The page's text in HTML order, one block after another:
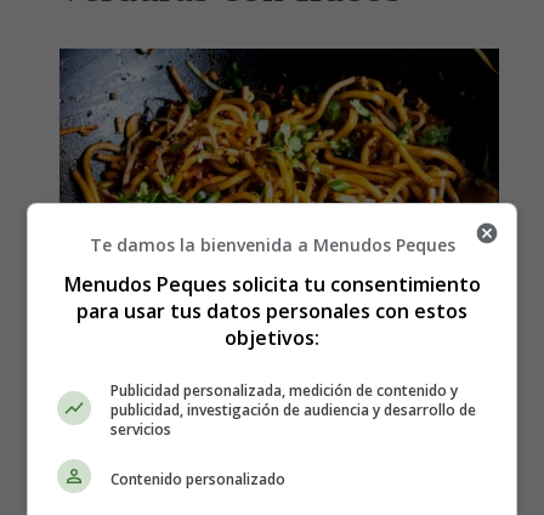
Cómo hacer Salteado rápido
Te damos la bienvenida a Menudos Peques
Menudos Peques solicita tu consentimiento
para usar tus datos personales con estos
objetivos:
Publicidad personalizada, medición de contenido y
publicidad, investigación de audiencia y desarrollo de
servicios
Contenido personalizado